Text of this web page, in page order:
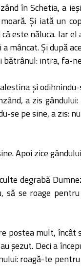
în Schetia, a
Şi iată un
este năluca. Iar
mâncat. Şi după
intra, fa-
şi
a zis
se pe sine, a zis:
Apoi zice
degrabă
se roage
postea mult,
şezut. Deci a
roagă-te